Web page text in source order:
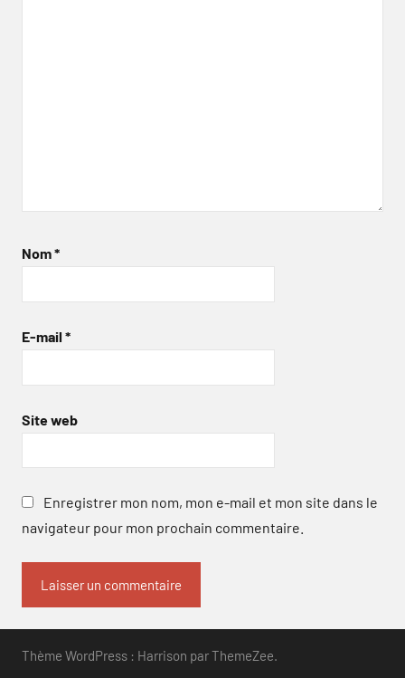
Nom*
E-mail *
Site web
Enregistrer mon nom, mon e-mail et mon site dans le
navigateur pour mon prochain commentaire.
Thème WordPress : Harrison par ThemeZee.